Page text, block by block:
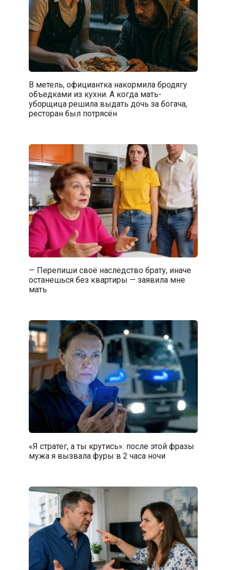
В метель, официантка накормила бродягу
объедками из кухни. А когда мать-
уборщица решила выдать дочь за богача,
ресторан был потрясён
— Перепиши своё наследство брату, иначе
останешься без квартиры — заявила мне
мать
«Я стратег, а ты крутись»: после этой фразы
мужа я вызвала фуры в 2 часа ночи